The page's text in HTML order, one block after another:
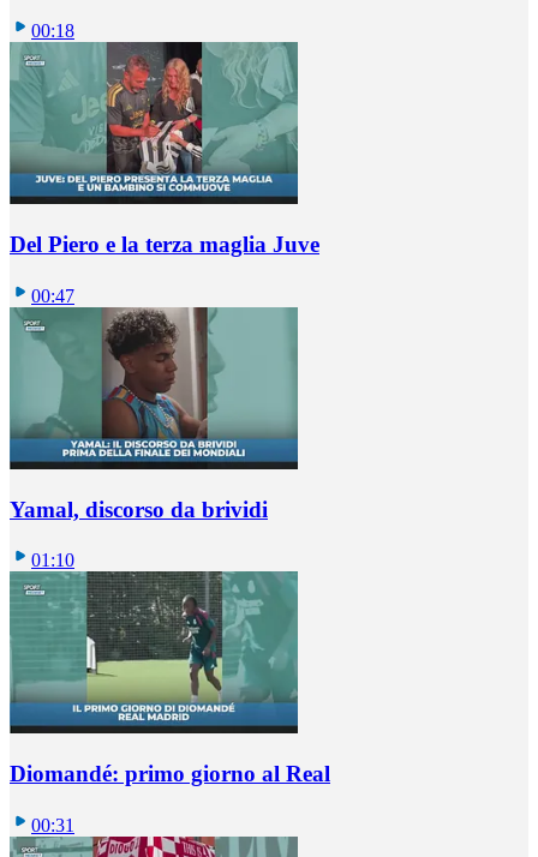
00:18
Del Piero e la terza maglia Juve
00:47
Yamal, discorso da brividi
01:10
Diomandé: primo giorno al Real
00:31